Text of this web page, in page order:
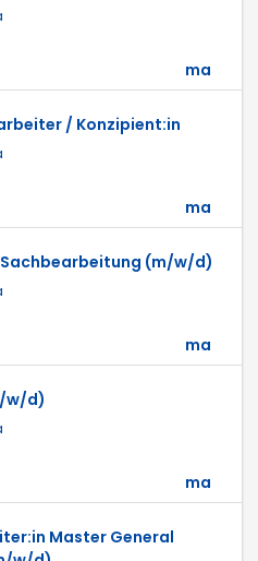
ma
/ Konzipient:in
ma
(m/w/d)
ma
w/d)
ma
Master General